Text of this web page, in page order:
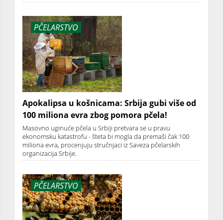
PČELARSTVO
Apokalipsa u košnicama: Srbija gubi više od
100 miliona evra zbog pomora pčela!
Masovno uginuće pčela u Srbiji pretvara se u pravu
ekonomsku katastrofu - šteta bi mogla da premaši čak 100
miliona evra, procenjuju stručnjaci iz Saveza pčelarskih
organizacija Srbije.
PČELARSTVO